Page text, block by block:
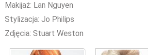
Makijaż: Lan Nguyen
Stylizacja: Jo Philips
Zdjęcia: Stuart Weston